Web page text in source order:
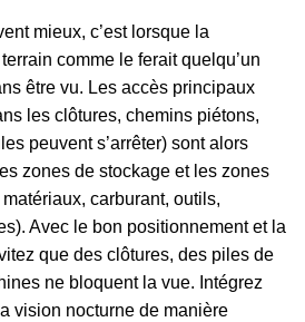
mieux, c’est lorsque la
comme le ferait quelqu’un
être vu. Les accès principaux
les clôtures, chemins piétons,
peuvent s’arrêter) sont alors
zones de stockage et les zones
carburant, outils,
Avec le bon positionnement et la
que des clôtures, des piles de
ne bloquent la vue. Intégrez
vision nocturne de manière